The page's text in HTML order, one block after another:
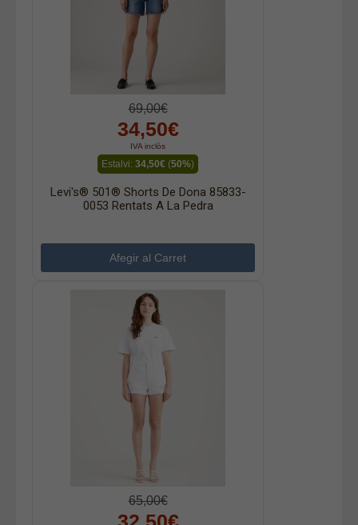
69,00€
34,50€
IVA inclòs
Estalvi: 34,50€ (50%)
Levi's® 501® Shorts De Dona 85833-
0053 Rentats A La Pedra
65,00€